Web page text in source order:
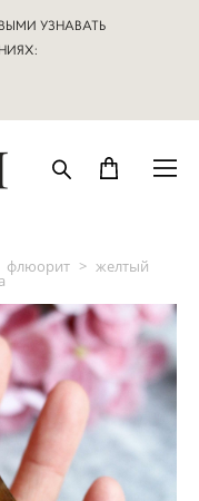
УЗНАВАТЬ
флюорит > желтый